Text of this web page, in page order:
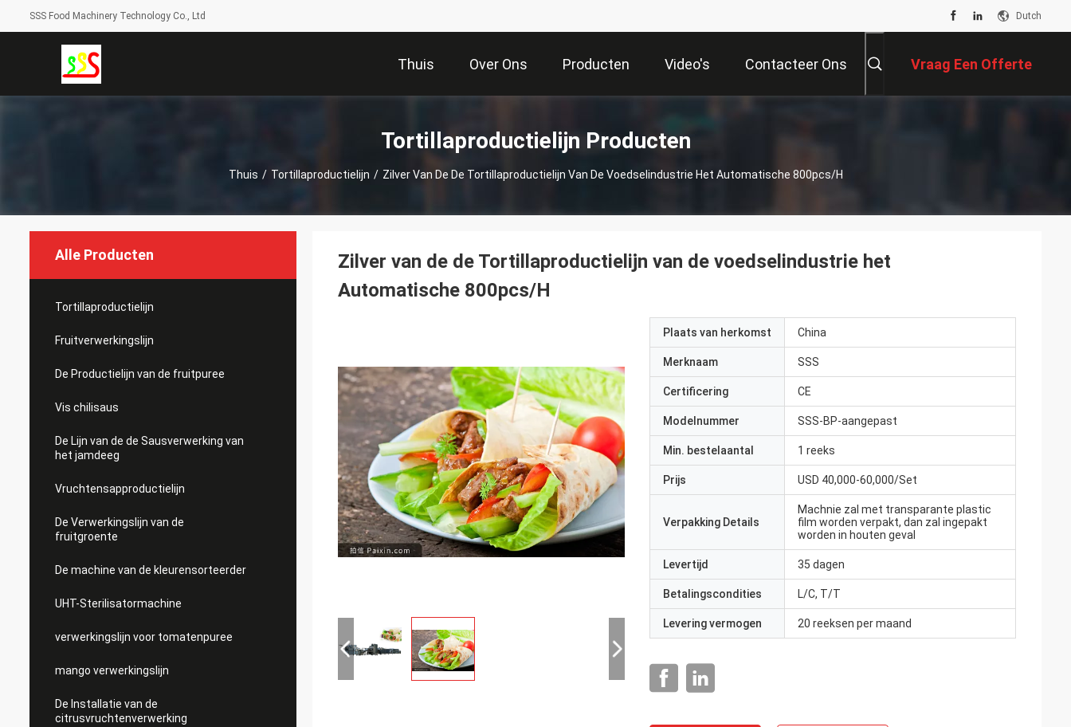
SSS Food Machinery Technology Co., Ltd Dutch
Thuis Over Ons Producten Video's Contacteer Ons Vraag Een Offerte
Tortillaproductielijn Producten
Thuis / Tortillaproductielijn / Zilver Van De De Tortillaproductielijn Van De Voedselindustrie Het Automatische 800pcs/H
Alle Producten
Tortillaproductielijn
Fruitverwerkingslijn
De Productielijn van de fruitpuree
Vis chilisaus
De Lijn van de de Sausverwerking van
het jamdeeg
Vruchtensapproductielijn
De Verwerkingslijn van de
fruitgroente
De machine van de kleurensorteerder
UHT-Sterilisatormachine
verwerkingslijn voor tomatenpuree
mango verwerkingslijn
De Installatie van de
citrusvruchtenverwerking
Zilver van de de Tortillaproductielijn van de voedselindustrie het
Automatische 800pcs/H
Plaats van herkomst China
Merknaam SSS
Certificering CE
Modelnummer SSS-BP-aangepast
Min. bestelaantal 1 reeks
Prijs USD 40,000-60,000/Set
Verpakking Details
Machnie zal met transparante plastic
film worden verpakt, dan zal ingepakt
worden in houten geval
Levertijd 35 dagen
Betalingscondities L/C, T/T
Levering vermogen 20 reeksen per maand